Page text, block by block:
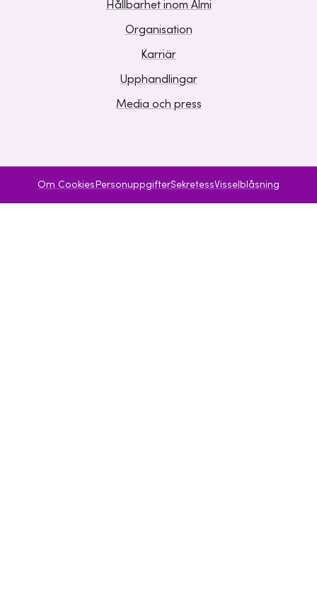
Hållbarhet inom Almi
Organisation
Karriär
Upphandlingar
Media och press
Om Cookies PersonuppgifterSekretessVisselblåsning